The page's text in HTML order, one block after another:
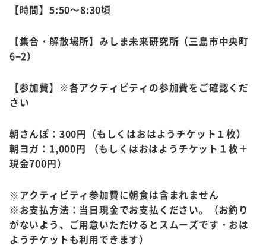
【時間】5:50～8:30頃
【集合・解散場所】みしま未来研究所（三島市中央町
6−2）
【参加費】※各アクティビティの参加費をご確認くだ
さい
朝さんぽ：300円（もしくはおはようチケット１枚）
朝ヨガ：1,000円 （もしくはおはようチケット１枚＋
現金700円）
※アクティビティ参加費に朝食は含まれません
※お支払方法：当日現金でお支払ください。（お釣り
がないよう、ご用意いただけるとスムーズです・おは
ようチケットも利用できます）